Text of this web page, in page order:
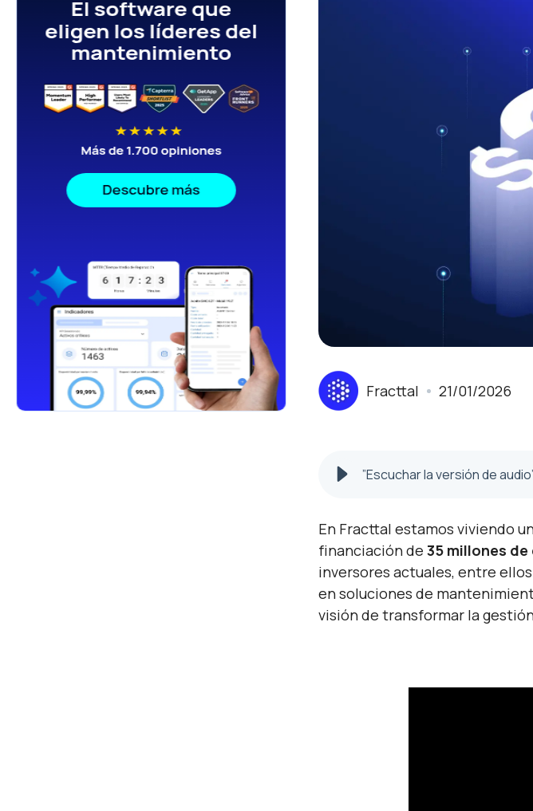
Fracttal 21/01/2026
”Escuchar la versión de
En Fracttal estamos viviendo
financiación de35 millones
inversores actuales, entre
en soluciones de
visión de transformar la